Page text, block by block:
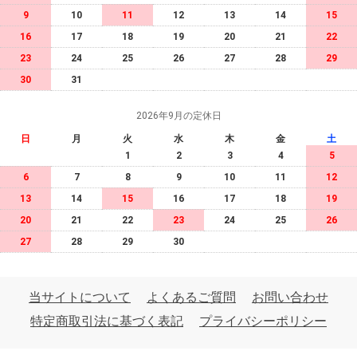
9
10 11 12 13 14
15
16
17 18 19 20 21
22
23
24 25 26 27 28
29
30
31
2026年9月の定休日
日 月 火 水 木 金
土
1
2 3 4
5
6
7 8 9 10 11
12
13
14 15 16 17 18
19
20
21 22 23 24 25
26
27
28 29 30
当サイトについて よくあるご質問
お問い合わせ
特定商取引法に基づく表記
プライバシーポリシー